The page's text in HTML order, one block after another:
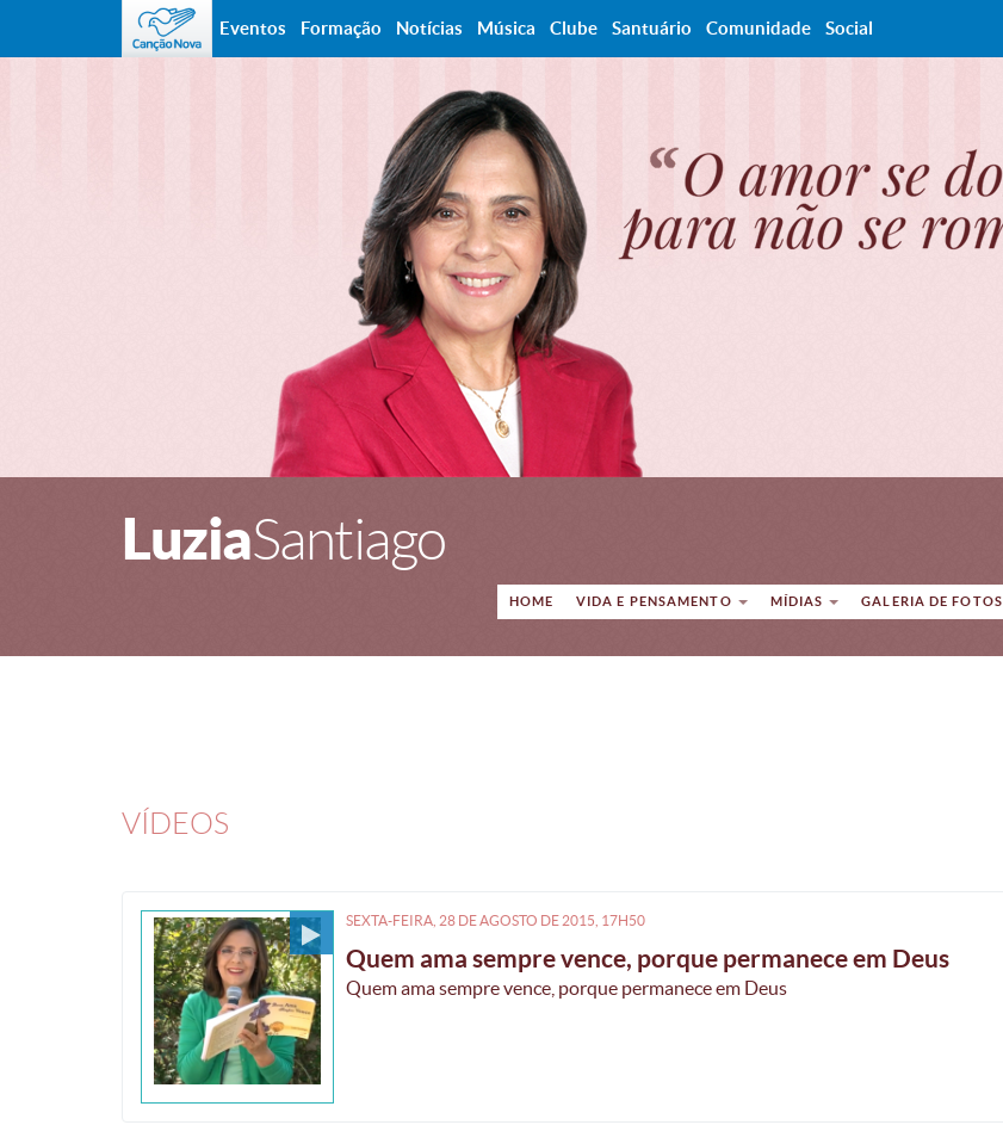
LuziaSantiago
HOME VIDA E PENSAMENTO MÍDIAS GALERIA DE FOTOS
VÍDEOS
SEXTA-FEIRA, 28 DEAGOSTO DE 2015, 17H50
Quem ama sempre vence, porque permanece em Deus
Quem ama sempre vence, porque permanece em Deus
Eventos Formação Notícias Música Clube Santuário Comunidade Social